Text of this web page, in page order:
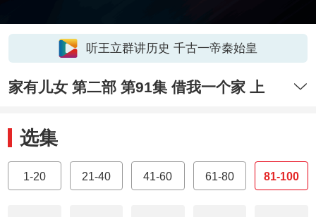
听王立群讲历史 千古一帝秦始皇
家有儿女 第二部 第91集 借我一个家 上
选集
1-20 21-40 41-60 61-80 81-100